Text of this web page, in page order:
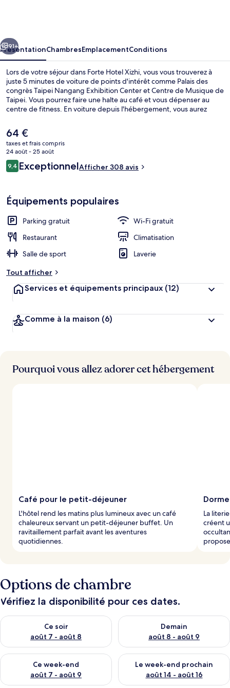
Suivant
91+
PrésentationChambresEmplacementConditions
Lors de votre séjour dans Forte Hotel Xizhi, vous vous trouverez à
juste 5 minutes de voiture de points d'intérêt comme Palais des
congrès Taipei Nangang Exhibition Center et Centre de Musique de
Taipei. Vous pourrez faire une halte au café et vous dépenser au
centre de fitness. En voiture depuis l'hébergement, vous aurez
Street et Salle de spectacles Taipei Arena. Les autres voyageurs ne
disent que du bien en ce qui concerne le personnel attentionné.
Le
prix
actuel
est
de
64 €
taxes et frais compris
24 août - 25 août
Avis
voyageurs
9,49,4 sur 10
ExceptionnelAfficher 308 avis
Équipements populaires
Parking gratuit
Wi-Fi gratuit
Restaurant
Climatisation
Salle de sport
Laverie
Tout afficher
Services et équipements principaux (12)
Comme à la maison (6)
Pourquoi vous allez adorer cet hébergement
Café pour le petit-déjeuner
L'hôtel rend les matins plus lumineux avec un café
chaleureux servant un petit-déjeuner buffet. Un
ravitaillement parfait avant les aventures
quotidiennes.
La
créent
Options de chambre
Vérifiez la disponibilité pour ces dates.
Ce soir
août 7 - août 8
Vérifier la disponibilité pour ce soir août 7 - août 8
Demain
août 8 - août 9
Vérifier la disponibilité pour
Ce week-end
août 7 - août 9
Vérifier la disponibilité pour ce week-end août 7 - août 9
Le week-end prochain
août 14 - août 16
Vérifier la disponibilité pour